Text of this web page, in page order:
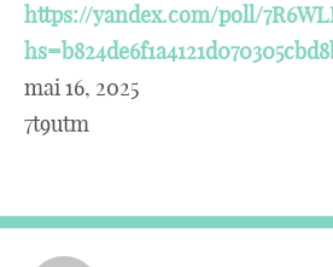
https://yandex.com/poll/
mai 16, 2025
7t9utm